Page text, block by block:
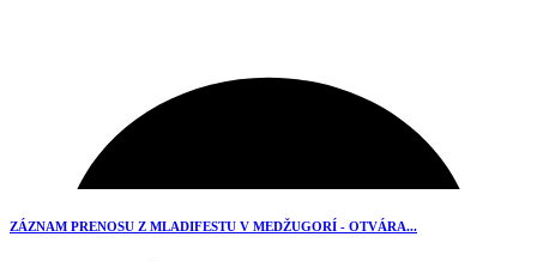
ZÁZNAM PRENOSU Z MLADIFESTU V MEDŽUGORÍ - OTVÁRA...